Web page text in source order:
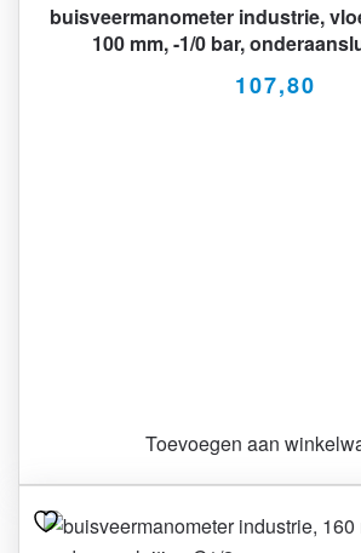
buisveermanometer industrie,
100 mm, -1/0 bar,
107,80
Toevoegen aan